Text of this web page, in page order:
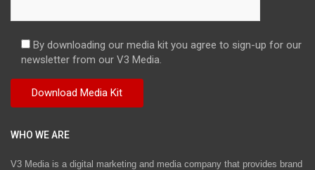
By downloading our media kit you agree to sign-up for our
newsletter from our V3 Media.
WHO WE ARE
V3 Media is a digital marketing and media company that provides brand